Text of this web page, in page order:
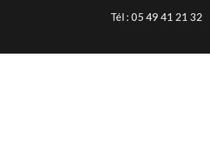
Tél : 05 49 41 21 32